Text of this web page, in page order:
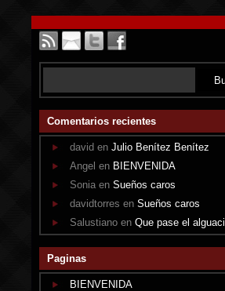
Comentarios recientes
david en Julio Benítez Benítez
Angel en BIENVENIDA
Sonia en Sueños caros
davidtorres en Sueños caros
Salustiano en Que pase el alguacil
Paginas
BIENVENIDA